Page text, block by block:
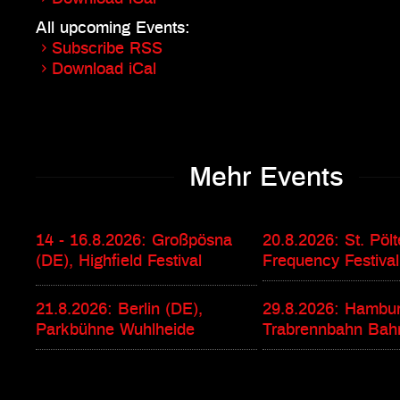
All upcoming Events:
Subscribe RSS
Download iCal
Mehr Events
14 - 16.8.2026: Großpösna
(DE), Highfield Festival
20.8.2026: St.
Frequency Festival
21.8.2026: Berlin (DE),
Parkbühne Wuhlheide
29.8.2026:
Trabrennbahn